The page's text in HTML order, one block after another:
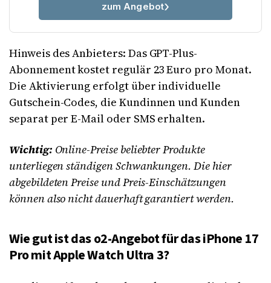
zum Angebot
Hinweis des Anbieters: Das GPT-Plus-
Abonnement kostet regulär 23 Euro pro Monat.
Die Aktivierung erfolgt über individuelle
Gutschein-Codes, die Kundinnen und Kunden
separat per E-Mail oder SMS erhalten.
Wichtig: Online-Preise beliebter Produkte
unterliegen ständigen Schwankungen. Die hier
abgebildeten Preise und Preis-Einschätzungen
können also nicht dauerhaft garantiert werden.
Wie gut ist das o2-Angebot für das iPhone 17
Pro mit Apple Watch Ultra 3?